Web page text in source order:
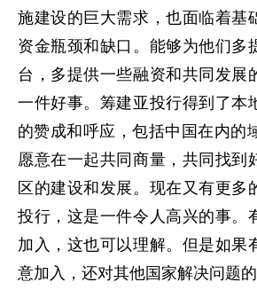
施建设的巨大需求，也面临着基
资金瓶颈和缺口。能够为他们多
台，多提供一些融资和共同发展
一件好事。筹建亚投行得到了本
的赞成和呼应，包括中国在内的
愿意在一起共同商量，共同找到
区的建设和发展。现在又有更多
投行，这是一件令人高兴的事。
加入，这也可以理解。但是如果
意加入，还对其他国家解决问题的